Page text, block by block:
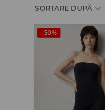
SORTARE DUPĂ
-50%